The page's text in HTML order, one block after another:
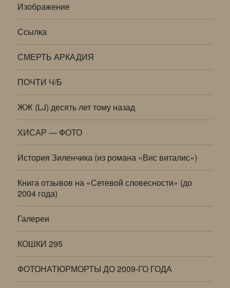
Изображение
Ссылка
СМЕРТЬ АРКАДИЯ
ПОЧТИ Ч/Б
ЖЖ (LJ) десять лет тому назад
ХИСАР — ФОТО
История Зиленчика (из романа «Вис виталис»)
Книга отзывов на «Сетевой словесности» (до
2004 года)
Галереи
КОШКИ 295
ФОТОНАТЮРМОРТЫ ДО 2009-ГО ГОДА